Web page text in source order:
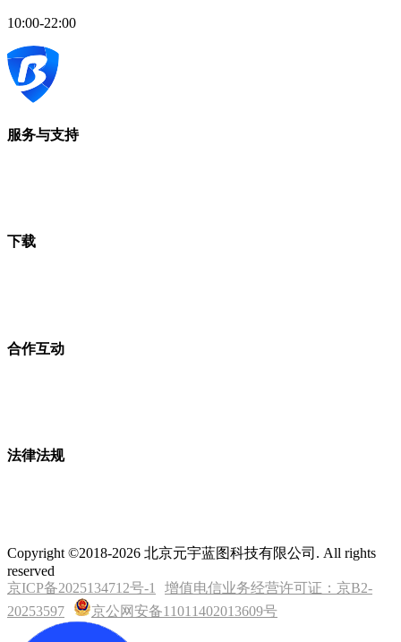
10:00-22:00
服务与支持
下载
合作互动
法律法规
Copyright ©2018-2026 北京元宇蓝图科技有限公司. All rights
reserved
京ICP备2025134712号-1
增值电信业务经营许可证：京B2-
20253597
京公网安备11011402013609号